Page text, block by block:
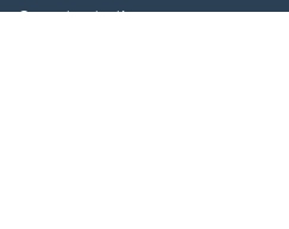
Contador de días